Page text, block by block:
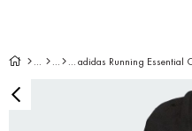
adidas Running Essential